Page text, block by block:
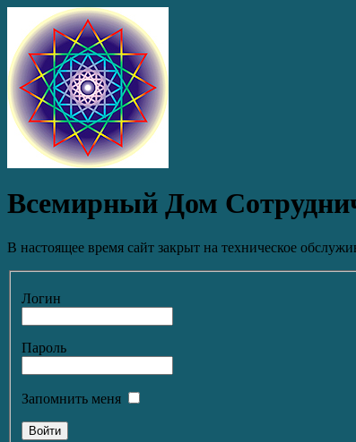
Всемирный Дом
В настоящее время сайт закрыт на техническое
Логин
Пароль
Запомнить меня